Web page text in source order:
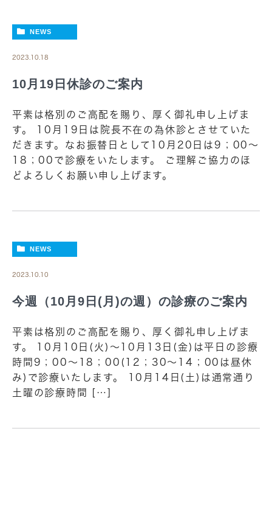
NEWS
2023.10.18
10月19日休診のご案内
平素は格別のご高配を賜り、厚く御礼申し上げま
す。 10月19日は院長不在の為休診とさせていた
だきます。なお振替日として10月20日は9；00～
18；00で診療をいたします。 ご理解ご協力のほ
どよろしくお願い申し上げます。
NEWS
2023.10.10
今週（10月9日(月)の週）の診療のご案内
平素は格別のご高配を賜り、厚く御礼申し上げま
す。 10月10日(火)～10月13日(金)は平日の診療
時間9；00～18；00(12；30～14；00は昼休
み)で診療いたします。 10月14日(土)は通常通り
土曜の診療時間 […]